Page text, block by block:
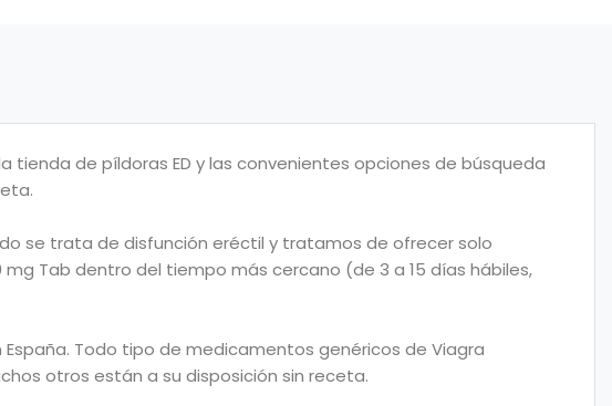
tienda de píldoras ED y las convenientes opciones de búsqueda
se trata de disfunción eréctil y tratamos de ofrecer solo
mg Tab dentro del tiempo más cercano (de 3 a 15 días hábiles,
Todo tipo de medicamentos genéricos de Viagra
otros están a su disposición sin receta.